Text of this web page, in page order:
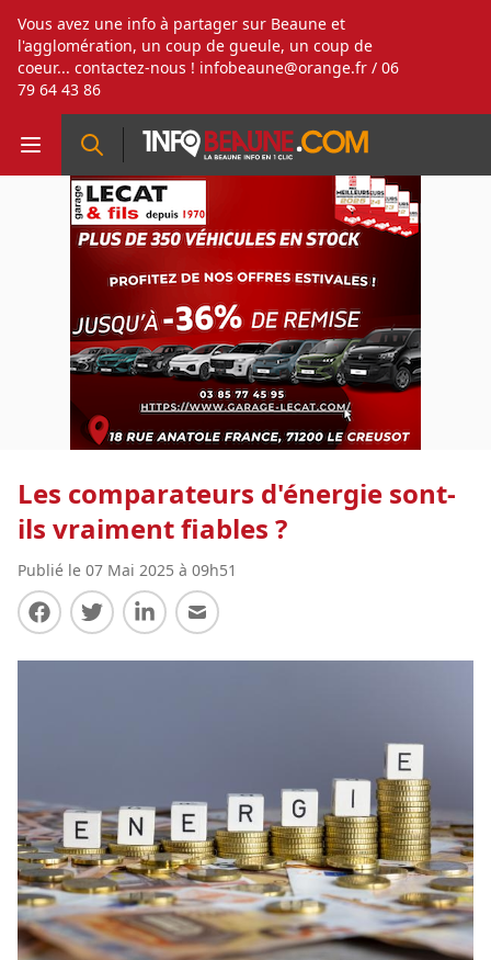
Vous avez une info à partager sur Beaune et
l'agglomération, un coup de gueule, un coup de
coeur... contactez-nous ! infobeaune@orange.fr / 06
79 64 43 86
Les comparateurs d'énergie sont-
ils vraiment fiables ?
Publié le 07 Mai 2025 à 09h51
Partager sur Facebook
Partager sur Twitter
Partager sur LinkedIn
Partager par E-mail